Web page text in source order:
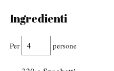
Ingredienti
Per persone